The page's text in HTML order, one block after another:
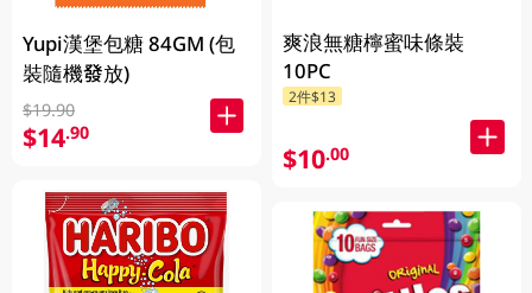
Yupi漢堡包糖 84GM (包
裝隨機發放)
$19.90
$14.90
爽浪無糖檸蜜味條裝
10PC
2件$13
$10.00